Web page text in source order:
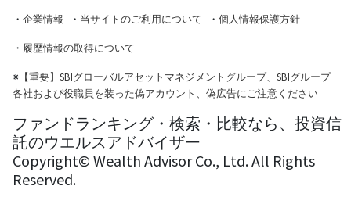
・ 企業情報 ・ 当サイトのご利用について ・ 個人情報保護方針
・ 履歴情報の取得について
※【重要】SBIグローバルアセットマネジメントグループ、SBIグループ
各社および役職員を装った偽アカウント、偽広告にご注意ください
ファンドランキング・検索・比較なら、投資信
託のウエルスアドバイザー
Copyright© Wealth Advisor Co., Ltd. All Rights
Reserved.